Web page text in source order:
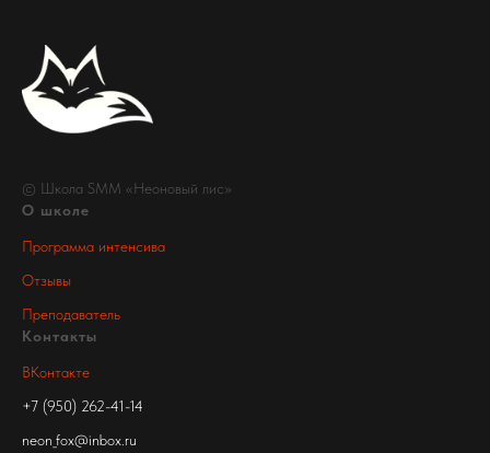
© Школа SMM «Неоновый лис»
О школе
Программа интенсива
Отзывы
Преподаватель
Контакты
ВКонтакте
+7 (950) 262-41-14
neon_fox@inbox.ru